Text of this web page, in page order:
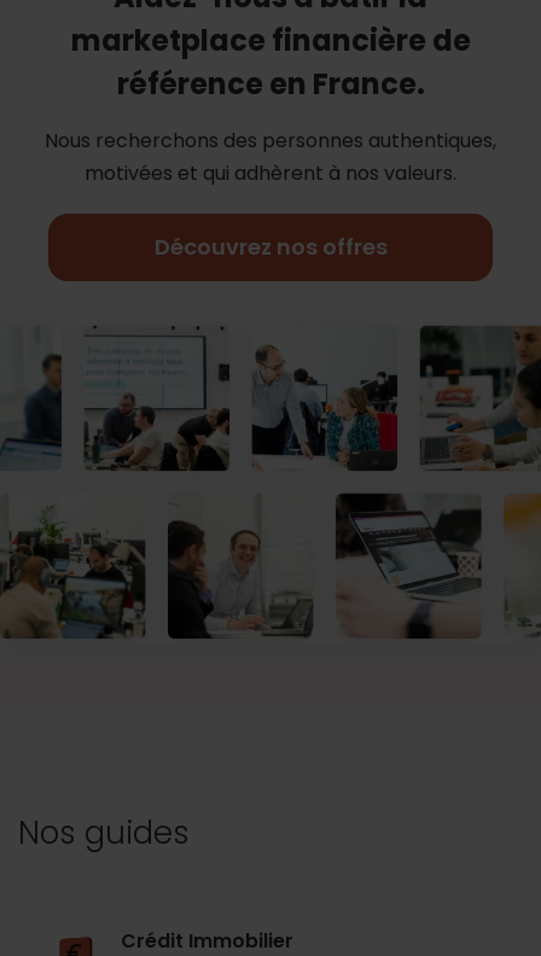
marketplace financière de
référence en France.
Nous recherchons des personnes authentiques,
motivées et qui adhèrent à nos valeurs.
Découvrez nos offres
Nos guides
Crédit Immobilier